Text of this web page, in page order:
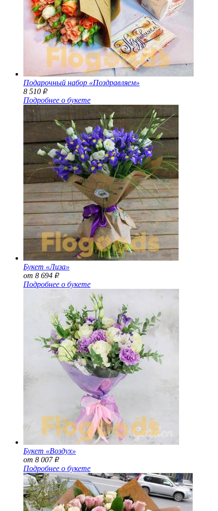
Подарочный набор «Поздравляем»
8 510 Р
Подробнее о букете
Букет «Лиза»
от 8 694 Р
Подробнее о букете
Букет «Воздух»
от 8 007 Р
Подробнее о букете